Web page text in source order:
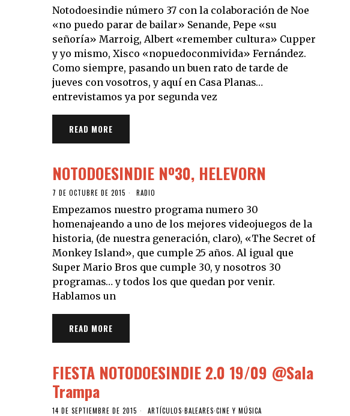
Notodoesindie número 37 con la colaboración de Noe
«no puedo parar de bailar» Senande, Pepe «su
señoría» Marroig, Albert «remember cultura» Cupper
y yo mismo, Xisco «nopuedoconmivida» Fernández.
Como siempre, pasando un buen rato de tarde de
jueves con vosotros, y aquí en Casa Planas…
entrevistamos ya por segunda vez
READ MORE
NOTODOESINDIE Nº30, HELEVORN
7 DE OCTUBRE DE 2015 RADIO
Empezamos nuestro programa numero 30
homenajeando a uno de los mejores videojuegos de la
historia, (de nuestra generación, claro), «The Secret of
Monkey Island», que cumple 25 años. Al igual que
Super Mario Bros que cumple 30, y nosotros 30
programas… y todos los que quedan por venir.
Hablamos un
READ MORE
FIESTA NOTODOESINDIE 2.0 19/09 @Sala
Trampa
14 DE SEPTIEMBRE DE 2015 ARTÍCULOS·BALEARES·CINE Y MÚSICA